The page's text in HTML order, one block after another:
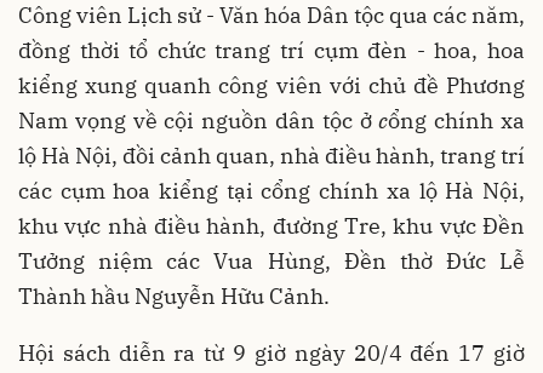
Công viên Lịch sử - Văn hóa Dân tộc qua các năm,
đồng thời tổ chức trang trí cụm đèn - hoa, hoa
kiểng xung quanh công viên với chủ đề Phương
Nam vọng về cội nguồn dân tộc ởcổng chính xa
lộ Hà Nội, đồi cảnh quan, nhà điều hành, trang trí
các cụm hoa kiểng tại cổng chính xa lộ Hà Nội,
khu vực nhà điều hành, đường Tre, khu vực Đền
Tưởng niệm các Vua Hùng, Đền thờ Đức Lễ
Thành hầu Nguyễn Hữu Cảnh.
Hội sách diễn ra từ 9 giờ ngày 20/4 đến 17 giờ